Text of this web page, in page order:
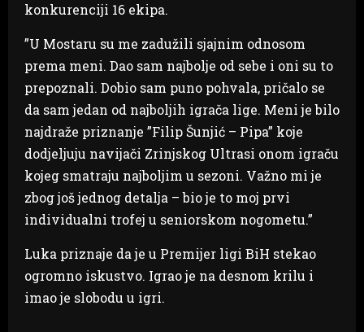
konkurenciji 16 ekipa.
”U Mostaru su me zadužili sjajnim odnosom
prema meni. Dao sam najbolje od sebe i oni su to
prepoznali. Dobio sam puno pohvala, pričalo se
da sam jedan od najboljih igrača lige. Meni je bilo
najdraže priznanje ”Filip Šunjić – Pipa” koje
dodjeljuju navijači Zrinjskog Ultrasi onom igraču
kojeg smatraju najboljim u sezoni. Važno mi je
zbog još jednog detalja – bio je to moj prvi
individualni trofej u seniorskom nogometu.”
Luka priznaje da je u Premijer ligi BiH stekao
ogromno iskustvo. Igrao je na desnom krilu i
imao je slobodu u igri.